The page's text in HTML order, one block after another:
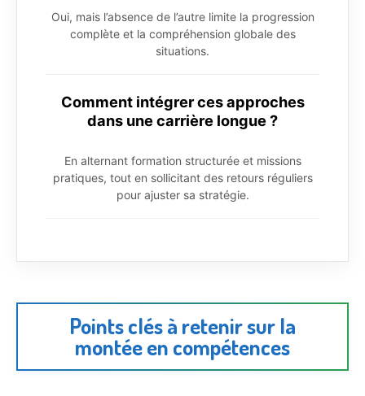
Oui, mais l’absence de l’autre limite la progression
complète et la compréhension globale des
situations.
Comment intégrer ces approches
dans une carrière longue ?
En alternant formation structurée et missions
pratiques, tout en sollicitant des retours réguliers
pour ajuster sa stratégie.
Points clés à retenir sur la
montée en compétences